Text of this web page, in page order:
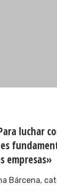
luchar
empresas»
Bárcena,